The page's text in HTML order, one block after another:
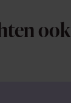
ook